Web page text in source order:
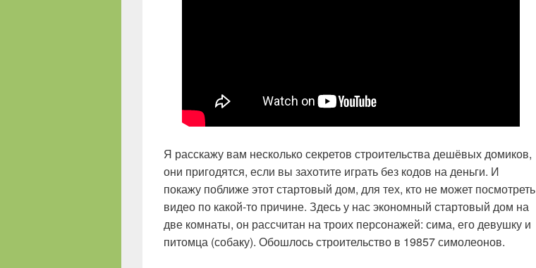
Я расскажу вам несколько секретов строительства дешёвых домиков,
они пригодятся, если вы захотите играть без кодов на деньги. И
покажу поближе этот стартовый дом, для тех, кто не может посмотреть
видео по какой-то причине. Здесь у нас экономный стартовый дом на
две комнаты, он рассчитан на троих персонажей: сима, его девушку и
питомца (собаку). Обошлось строительство в 19857 симолеонов.